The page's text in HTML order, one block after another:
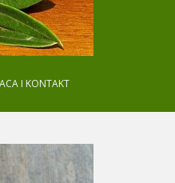
I KONTAKT